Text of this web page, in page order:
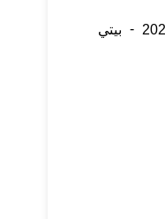
بيتي